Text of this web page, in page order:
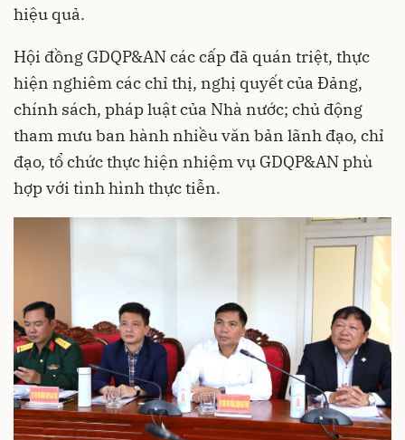
hiệu quả.
Hội đồng GDQP&AN các cấp đã quán triệt, thực
hiện nghiêm các chỉ thị, nghị quyết của Đảng,
chính sách, pháp luật của Nhà nước; chủ động
tham mưu ban hành nhiều văn bản lãnh đạo, chỉ
đạo, tổ chức thực hiện nhiệm vụ GDQP&AN phù
hợp với tình hình thực tiễn.